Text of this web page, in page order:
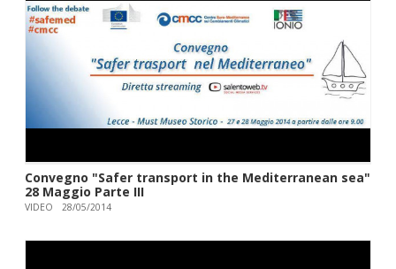
Convegno "Safer transport in the Mediterranean sea"
28 Maggio Parte III
VIDEO 28/05/2014